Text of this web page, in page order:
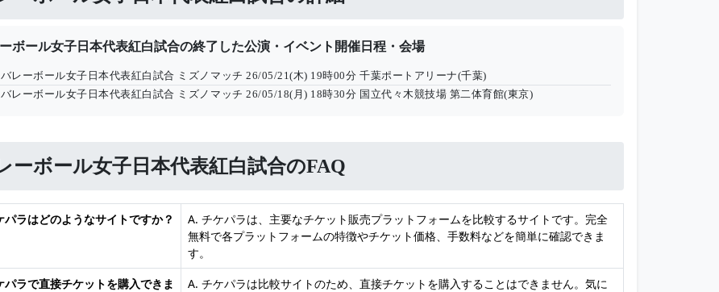
ボール女子日本代表紅白試合の終了した公演・イベント開催日程・会場
レーボール女子日本代表紅白試合 ミズノマッチ 26/05/21(木) 19時00分 千葉ポートアリーナ(千葉)
レーボール女子日本代表紅白試合 ミズノマッチ 26/05/18(月) 18時30分 国立代々木競技場 第二体育館(東京)
ーボール女子日本代表紅白試合のFAQ
パラはどのようなサイトですか？
A. チケパラは、主要なチケット販売プラットフォームを比較するサイトです。完全
無料で各プラットフォームの特徴やチケット価格、手数料などを簡単に確認できま
す。
パラで直接チケットを購入できま
A. チケパラは比較サイトのため、直接チケットを購入することはできません。気に